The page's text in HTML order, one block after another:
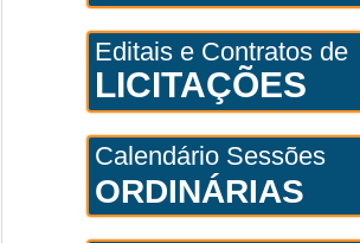
Editais e Contratos de
LICITAÇÕES
Calendário Sessões
ORDINÁRIAS